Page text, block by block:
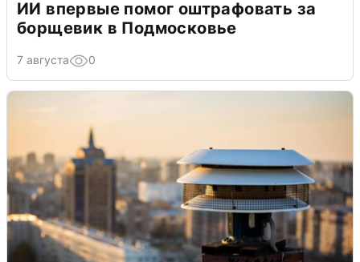
ИИ впервые помог оштрафовать за
борщевик в Подмосковье
7 августа 0